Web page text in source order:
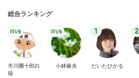
総合ランキング
市川團十郎白
猿
小林麻央
1
だいたひかる
2